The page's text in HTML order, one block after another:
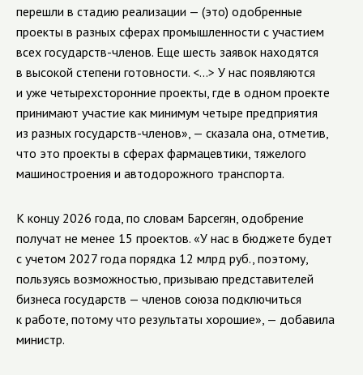
перешли в стадию реализации — (это) одобренные
проекты в разных сферах промышленности с участием
всех государств-членов. Еще шесть заявок находятся
в высокой степени готовности. <...> У нас появляются
и уже четырехсторонние проекты, где в одном проекте
принимают участие как минимум четыре предприятия
из разных государств-членов», — сказала она, отметив,
что это проекты в сферах фармацевтики, тяжелого
машиностроения и автодорожного транспорта.
К концу 2026 года, по словам Барсегян, одобрение
получат не менее 15 проектов. «У нас в бюджете будет
с учетом 2027 года порядка 12 млрд руб., поэтому,
пользуясь возможностью, призываю представителей
бизнеса государств — членов союза подключиться
к работе, потому что результаты хорошие», — добавила
министр.